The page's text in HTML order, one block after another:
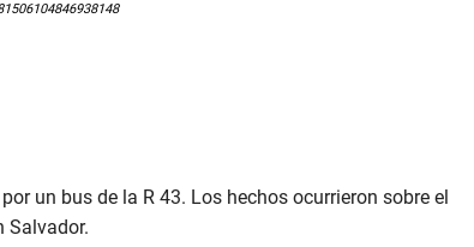
un bus de la R 43. Los hechos ocurrieron sobre el
Salvador.